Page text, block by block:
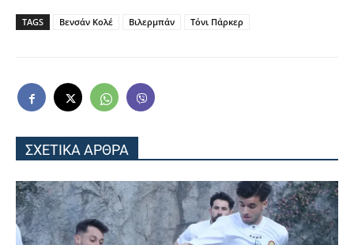
TAGS Βενσάν Κολέ Βιλερμπάν Τόνι Πάρκερ
ΣΧΕΤΙΚΑ ΑΡΘΡΑ